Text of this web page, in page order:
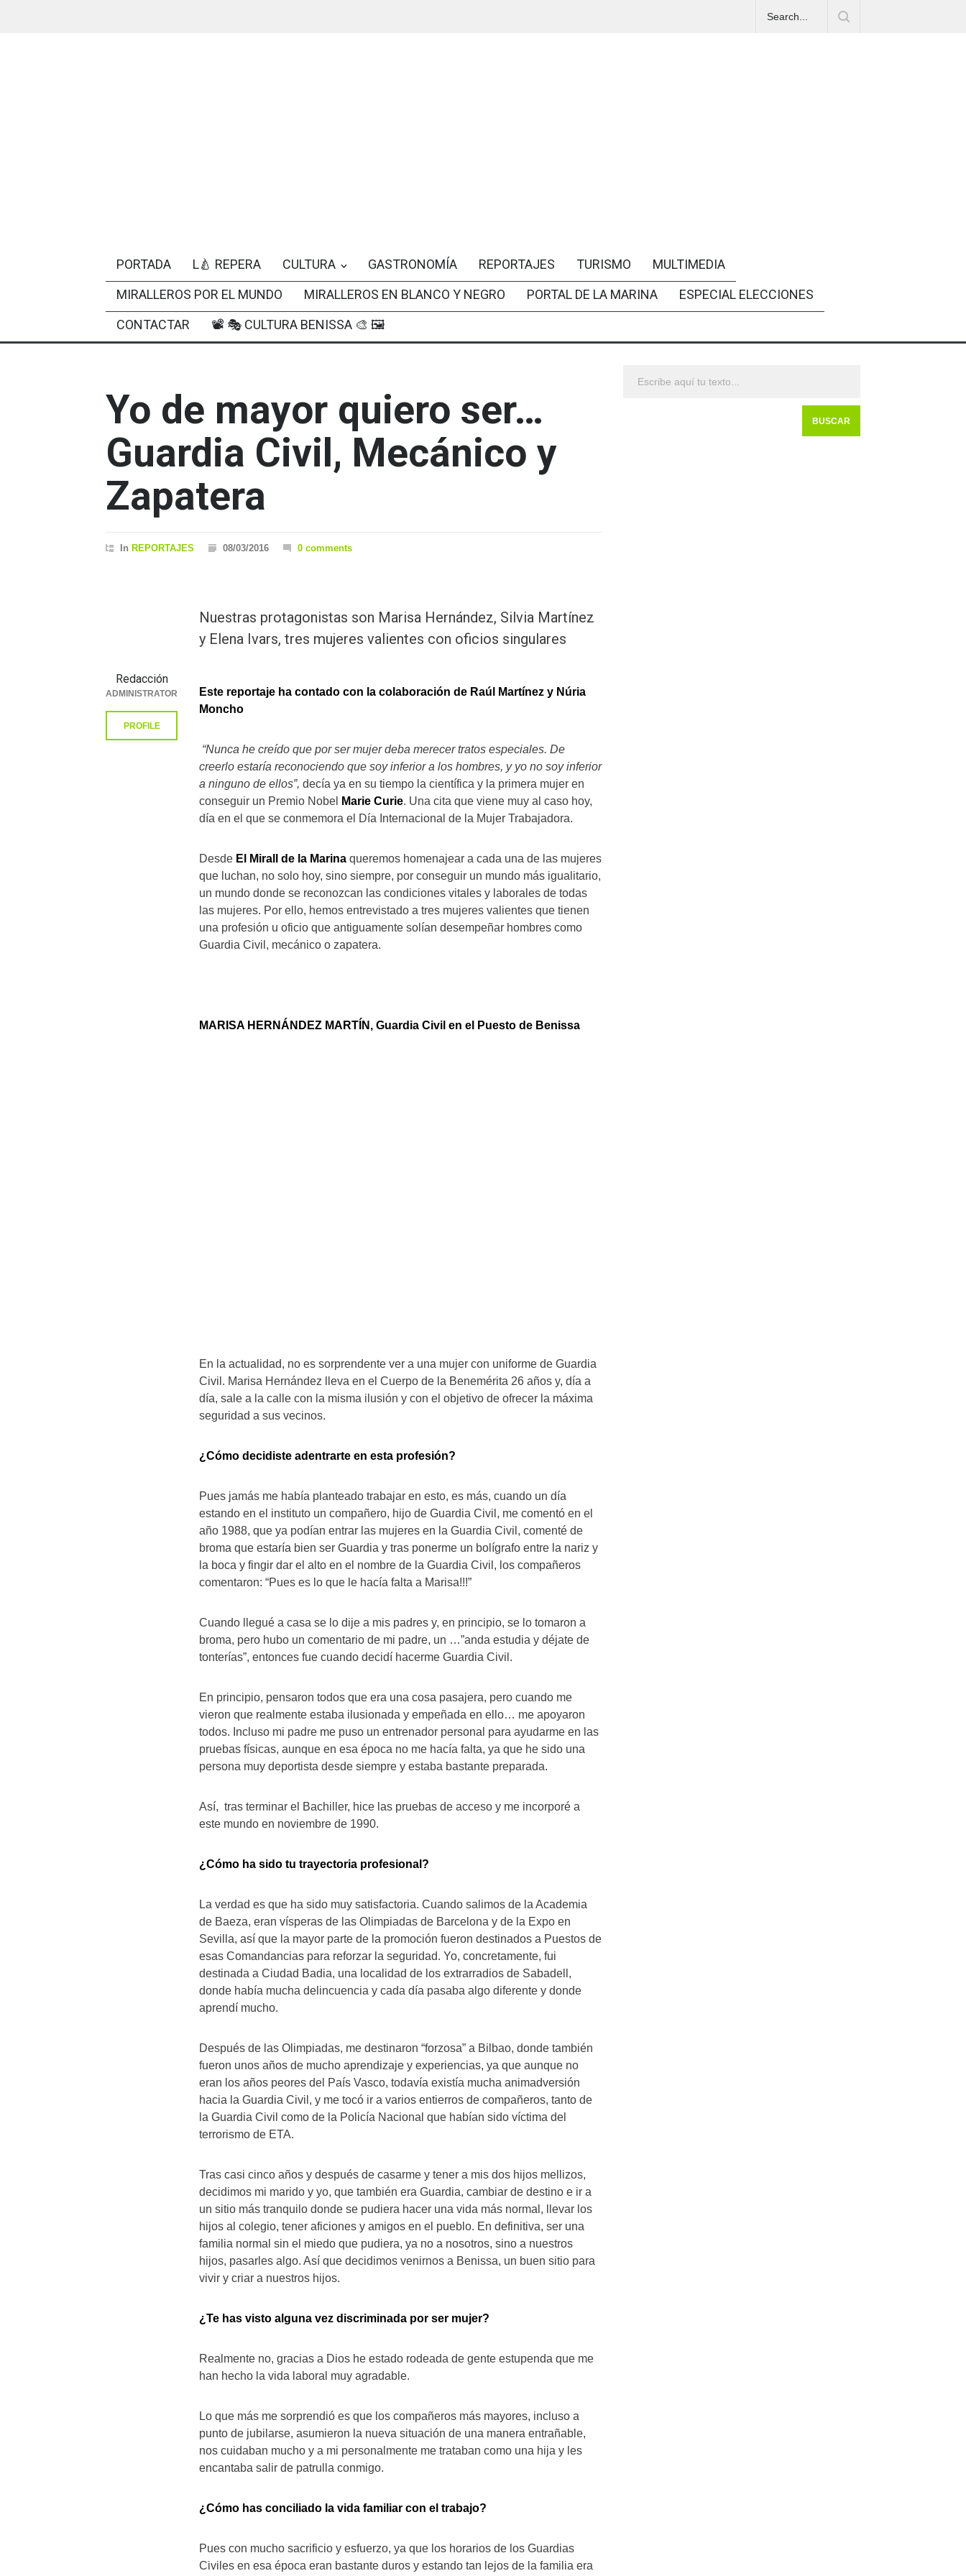
PORTADA L🍐 REPERA CULTURA GASTRONOMÍA REPORTAJES TURISMO
MULTIMEDIA
MIRALLEROS POR EL MUNDO
MIRALLEROS EN BLANCO Y NEGRO PORTAL DE LA MARINA
ESPECIAL ELECCIONES
CONTACTAR
📽 🎭 CULTURA BENISSA 🎨 🖼
Yo de mayor quiero ser…
Guardia Civil, Mecánico y
Zapatera
In REPORTAJES 08/03/2016 0 comments
Nuestras protagonistas son Marisa Hernández, Silvia Martínez
y Elena Ivars, tres mujeres valientes con oficios singulares
Este reportaje ha contado con la colaboración de Raúl Martínez y Núria
Moncho
“Nunca he creído que por ser mujer deba merecer tratos especiales. De
creerlo estaría reconociendo que soy inferior a los hombres, y yo no soy inferior
a ninguno de ellos”, decía ya en su tiempo la científica y la primera mujer en
conseguir un Premio Nobel
Marie Curie. Una cita que viene muy al caso hoy,
día en el que se conmemora el Día Internacional de la Mujer Trabajadora.
Desde El Mirall de la Marina queremos homenajear a cada una de las mujeres
que luchan, no solo hoy, sino siempre, por conseguir un mundo más igualitario,
un mundo donde se reconozcan las condiciones vitales y laborales de todas
las mujeres. Por ello, hemos entrevistado a tres mujeres valientes que tienen
una profesión u oficio que antiguamente solían desempeñar hombres como
Guardia Civil, mecánico o zapatera.
MARISA HERNÁNDEZ MARTÍN, Guardia Civil en el Puesto de Benissa
En la actualidad, no es sorprendente ver a una mujer con uniforme de Guardia
Civil. Marisa Hernández lleva en el Cuerpo de la Benemérita 26 años y, día a
día, sale a la calle con la misma ilusión y con el objetivo de ofrecer la máxima
seguridad a sus vecinos.
¿Cómo decidiste adentrarte en esta profesión?
Pues jamás me había planteado trabajar en esto, es más, cuando un día
estando en el instituto un compañero, hijo de Guardia Civil, me comentó en el
año 1988, que ya podían entrar las mujeres en la Guardia Civil, comenté de
broma que estaría bien ser Guardia y tras ponerme un bolígrafo entre la nariz y
la boca y fingir dar el alto en el nombre de la Guardia Civil, los compañeros
comentaron: “Pues es lo que le hacía falta a Marisa!!!”
Cuando llegué a casa se lo dije a mis padres y, en principio, se lo tomaron a
broma, pero hubo un comentario de mi padre, un …”anda estudia y déjate de
tonterías”, entonces fue cuando decidí hacerme Guardia Civil.
En principio, pensaron todos que era una cosa pasajera, pero cuando me
vieron que realmente estaba ilusionada y empeñada en ello… me apoyaron
todos. Incluso mi padre me puso un entrenador personal para ayudarme en las
pruebas físicas, aunque en esa época no me hacía falta, ya que he sido una
persona muy deportista desde siempre y estaba bastante preparada.
Así, tras terminar el Bachiller, hice las pruebas de acceso y me incorporé a
este mundo en noviembre de 1990.
¿Cómo ha sido tu trayectoria profesional?
La verdad es que ha sido muy satisfactoria. Cuando salimos de la Academia
de Baeza, eran vísperas de las Olimpiadas de Barcelona y de la Expo en
Sevilla, así que la mayor parte de la promoción fueron destinados a Puestos de
esas Comandancias para reforzar la seguridad. Yo, concretamente, fui
destinada a Ciudad Badia, una localidad de los extrarradios de Sabadell,
donde había mucha delincuencia y cada día pasaba algo diferente y donde
aprendí mucho.
Después de las Olimpiadas, me destinaron “forzosa” a Bilbao, donde también
fueron unos años de mucho aprendizaje y experiencias, ya que aunque no
eran los años peores del País Vasco, todavía existía mucha animadversión
hacia la Guardia Civil, y me tocó ir a varios entierros de compañeros, tanto de
la Guardia Civil como de la Policía Nacional que habían sido víctima del
terrorismo de ETA.
Tras casi cinco años y después de casarme y tener a mis dos hijos mellizos,
decidimos mi marido y yo, que también era Guardia, cambiar de destino e ir a
un sitio más tranquilo donde se pudiera hacer una vida más normal, llevar los
hijos al colegio, tener aficiones y amigos en el pueblo. En definitiva, ser una
familia normal sin el miedo que pudiera, ya no a nosotros, sino a nuestros
hijos, pasarles algo. Así que decidimos venirnos a Benissa, un buen sitio para
vivir y criar a nuestros hijos.
¿Te has visto alguna vez discriminada por ser mujer?
Realmente no, gracias a Dios he estado rodeada de gente estupenda que me
han hecho la vida laboral muy agradable.
Lo que más me sorprendió es que los compañeros más mayores, incluso a
punto de jubilarse, asumieron la nueva situación de una manera entrañable,
nos cuidaban mucho y a mi personalmente me trataban como una hija y les
encantaba salir de patrulla conmigo.
¿Cómo has conciliado la vida familiar con el trabajo?
Pues con mucho sacrificio y esfuerzo, ya que los horarios de los Guardias
Civiles en esa época eran bastante duros y estando tan lejos de la familia era
Redacción
ADMINISTRATOR
PROFILE